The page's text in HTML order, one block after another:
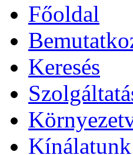
Főoldal
Keresés
Kínálatunk